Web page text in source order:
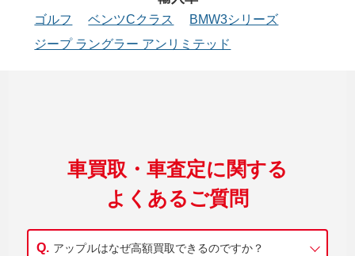
ゴルフ ベンツCクラス
BMW3シリーズ
ジープ ラングラー アンリミテッド
車買取・車査定に関する
よくあるご質問
アップルはなぜ高額買取できるのですか？